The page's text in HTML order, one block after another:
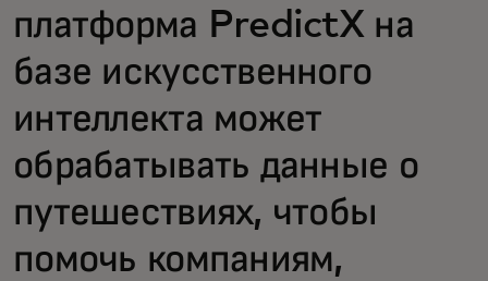
платформа PredictX на
базе искусственного
интеллекта может
обрабатывать данные о
путешествиях, чтобы
помочь компаниям,